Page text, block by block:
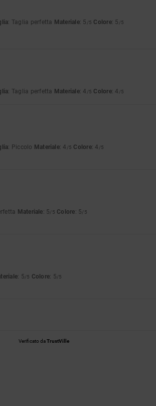
: Taglia perfetta Materiale: 5 /5 Colore: 5 /5
: Taglia perfetta Materiale: 4 /5 Colore: 4 /5
: Piccolo Materiale: 4 /5 Colore: 4 /5
Materiale: 5/5 Colore: 5/5
: 5/5 Colore: 5/5
Verificato daTrustVille